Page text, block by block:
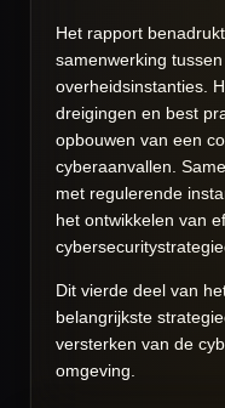
Het rapport
samenwerking
overheidsinstanties.
dreigingen en best
opbouwen van een
cyberaanvallen.
met regulerende
het ontwikkelen van
Dit vierde deel van
belangrijkste
versterken van de
omgeving.